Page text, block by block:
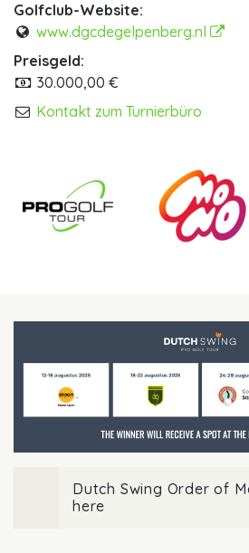
Golfclub-Website:
www.dgcdegelpenberg.nl
Preisgeld:
30.000,00 €
Kontakt zum Turnierbüro
Dutch Swing Order of
here